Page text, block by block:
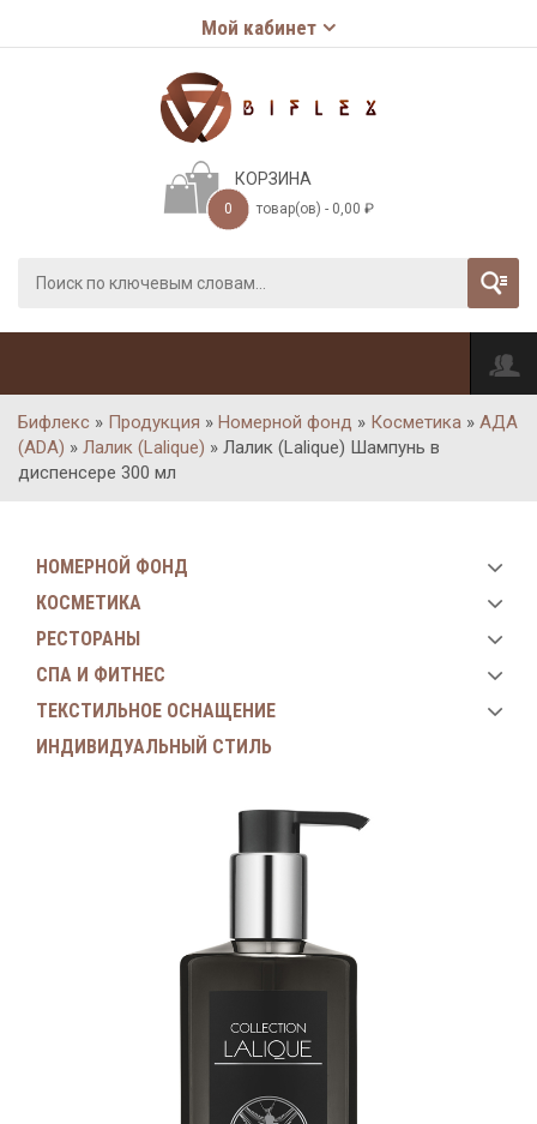
Мой кабинет
КОРЗИНА
0 товар(ов) - 0,00 ₽
Бифлекс » Продукция » Номерной фонд » Косметика » АДА
(ADA) » Лалик (Lalique) » Лалик (Lalique) Шампунь в
диспенсере 300 мл
НОМЕРНОЙ ФОНД
КОСМЕТИКА
РЕСТОРАНЫ
СПА И ФИТНЕС
ТЕКСТИЛЬНОЕ ОСНАЩЕНИЕ
ИНДИВИДУАЛЬНЫЙ СТИЛЬ